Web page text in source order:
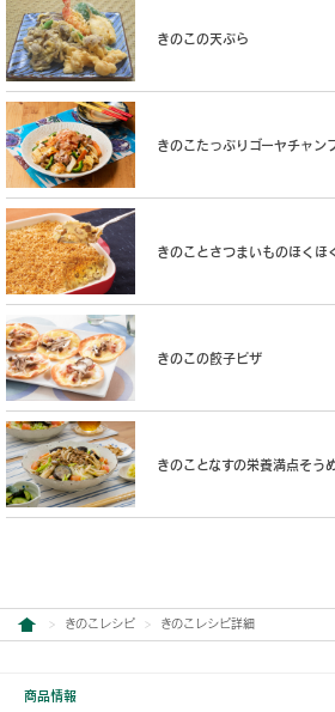
きのこの天ぷら
きのこたっぷりゴーヤチャン
きのことさつまいものほくほ
きのこの餃子ピザ
きのことなすの栄養満点そう
きのこレシピ きのこレシピ詳細
商品情報